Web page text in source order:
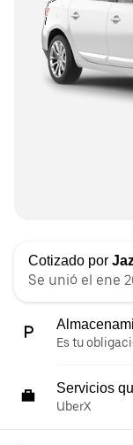
Cotizado por
Se unió el ene
Es tu
Servicios
UberX